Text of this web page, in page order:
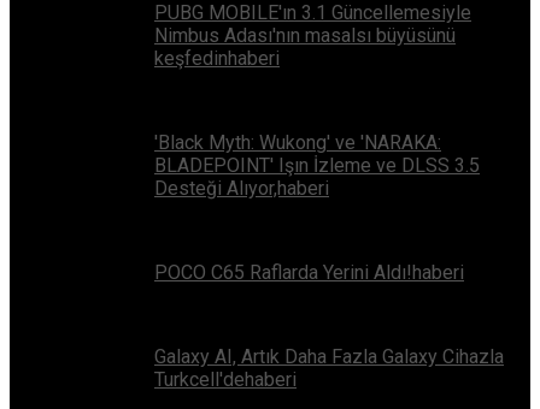
PUBG MOBILE'ın 3.1 Güncellemesiyle
Nimbus Adası'nın masalsı büyüsünü
keşfedinhaberi
'Black Myth: Wukong' ve 'NARAKA:
BLADEPOINT' Işın İzleme ve DLSS 3.5
Desteği Alıyor,haberi
POCO C65 Raflarda Yerini Aldı!haberi
Galaxy AI, Artık Daha Fazla Galaxy Cihazla
Turkcell'dehaberi